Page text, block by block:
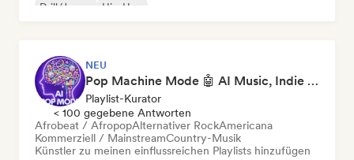
Drill/Jersey
Hip-Hop
NEU
Pop Machine Mode 🤖 AI Music, Indie Pop & Dream Pop
Playlist-Kurator
< 100 gegebene Antworten
Afrobeat / AfropopAlternativer RockAmericana
Kommerziell / MainstreamCountry-Musik
Künstler zu meinen einflussreichen Playlists hinzufügen